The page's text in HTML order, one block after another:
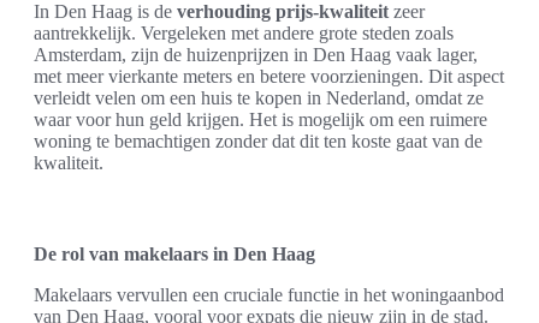
In Den Haag is de verhouding prijs-kwaliteit zeer
aantrekkelijk. Vergeleken met andere grote steden zoals
Amsterdam, zijn de huizenprijzen in Den Haag vaak lager,
met meer vierkante meters en betere voorzieningen. Dit aspect
verleidt velen om een huis te kopen in Nederland, omdat ze
waar voor hun geld krijgen. Het is mogelijk om een ruimere
woning te bemachtigen zonder dat dit ten koste gaat van de
kwaliteit.
De rol van makelaars in Den Haag
Makelaars vervullen een cruciale functie in het woningaanbod
van Den Haag, vooral voor expats die nieuw zijn in de stad.